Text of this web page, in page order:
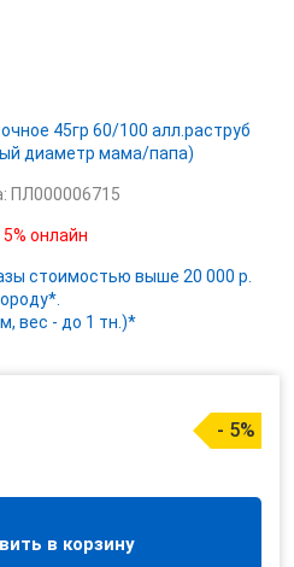
ПЛ000006715
онлайн
стоимостью выше 20 000 р.
вес - до 1 тн.)*
- 5%
в корзину